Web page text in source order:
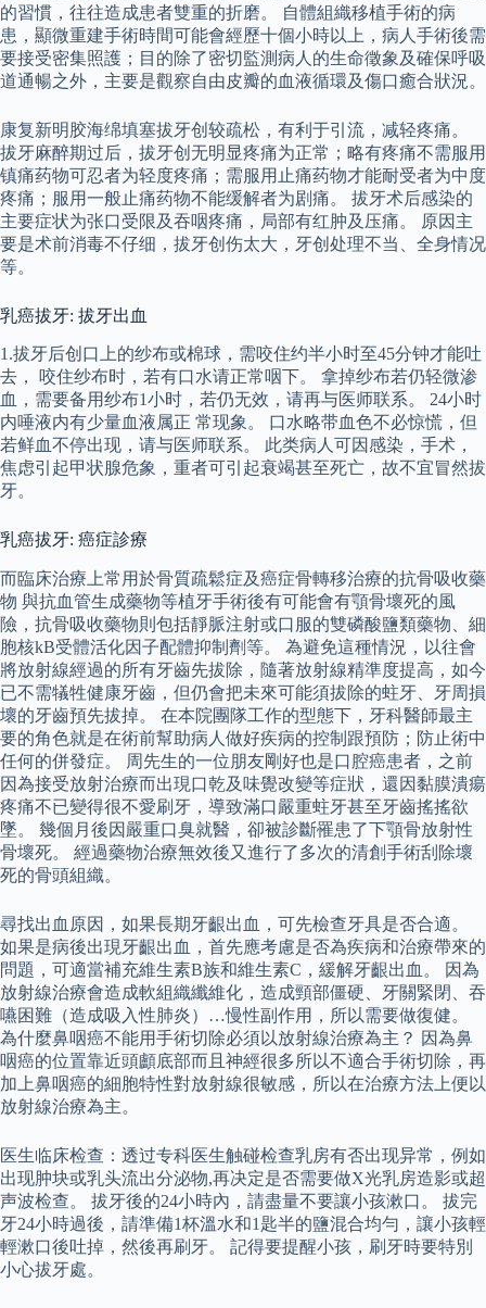
的習慣，往往造成患者雙重的折磨。 自體組織移植手術的病
患，顯微重建手術時間可能會經歷十個小時以上，病人手術後需
要接受密集照護；目的除了密切監測病人的生命徵象及確保呼吸
道通暢之外，主要是觀察自由皮瓣的血液循環及傷口癒合狀況。
康复新明胶海绵填塞拔牙创较疏松，有利于引流，减轻疼痛。
拔牙麻醉期过后，拔牙创无明显疼痛为正常；略有疼痛不需服用
镇痛药物可忍者为轻度疼痛；需服用止痛药物才能耐受者为中度
疼痛；服用一般止痛药物不能缓解者为剧痛。 拔牙术后感染的
主要症状为张口受限及吞咽疼痛，局部有红肿及压痛。 原因主
要是术前消毒不仔细，拔牙创伤太大，牙创处理不当、全身情况
等。
乳癌拔牙: 拔牙出血
1.拔牙后创口上的纱布或棉球，需咬住约半小时至45分钟才能吐
去， 咬住纱布时，若有口水请正常咽下。 拿掉纱布若仍轻微渗
血，需要备用纱布1小时，若仍无效，请再与医师联系。 24小时
内唾液内有少量血液属正 常现象。 口水略带血色不必惊慌，但
若鲜血不停出现，请与医师联系。 此类病人可因感染，手术，
焦虑引起甲状腺危象，重者可引起衰竭甚至死亡，故不宜冒然拔
牙。
乳癌拔牙: 癌症診療
而臨床治療上常用於骨質疏鬆症及癌症骨轉移治療的抗骨吸收藥
物 與抗血管生成藥物等植牙手術後有可能會有顎骨壞死的風
險，抗骨吸收藥物則包括靜脈注射或口服的雙磷酸鹽類藥物、細
胞核kB受體活化因子配體抑制劑等。 為避免這種情況，以往會
將放射線經過的所有牙齒先拔除，隨著放射線精準度提高，如今
已不需犠牲健康牙齒，但仍會把未來可能須拔除的蛀牙、牙周損
壞的牙齒預先拔掉。 在本院團隊工作的型態下，牙科醫師最主
要的角色就是在術前幫助病人做好疾病的控制跟預防；防止術中
任何的併發症。 周先生的一位朋友剛好也是口腔癌患者，之前
因為接受放射治療而出現口乾及味覺改變等症狀，還因黏膜潰瘍
疼痛不已變得很不愛刷牙，導致滿口嚴重蛀牙甚至牙齒搖搖欲
墜。 幾個月後因嚴重口臭就醫，卻被診斷罹患了下顎骨放射性
骨壞死。 經過藥物治療無效後又進行了多次的清創手術刮除壞
死的骨頭組織。
尋找出血原因，如果長期牙齦出血，可先檢查牙具是否合適。
如果是病後出現牙齦出血，首先應考慮是否為疾病和治療帶來的
問題，可適當補充維生素B族和維生素C，緩解牙齦出血。 因為
放射線治療會造成軟組織纖維化，造成頸部僵硬、牙關緊閉、吞
嚥困難（造成吸入性肺炎）…慢性副作用，所以需要做復健。
為什麼鼻咽癌不能用手術切除必須以放射線治療為主？ 因為鼻
咽癌的位置靠近頭顱底部而且神經很多所以不適合手術切除，再
加上鼻咽癌的細胞特性對放射線很敏感，所以在治療方法上便以
放射線治療為主。
医生临床检查：透过专科医生触碰检查乳房有否出现异常，例如
出现肿块或乳头流出分泌物,再决定是否需要做X光乳房造影或超
声波检查。 拔牙後的24小時內，請盡量不要讓小孩漱口。 拔完
牙24小時過後，請準備1杯溫水和1匙半的鹽混合均勻，讓小孩輕
輕漱口後吐掉，然後再刷牙。 記得要提醒小孩，刷牙時要特別
小心拔牙處。